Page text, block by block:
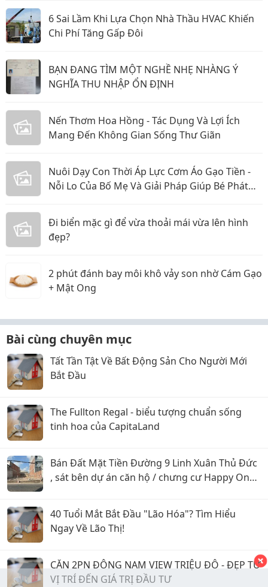
6 Sai Lầm Khi Lựa Chọn Nhà Thầu HVAC Khiến
Chi Phí Tăng Gấp Đôi
BẠN ĐANG TÌM MỘT NGHỀ NHẸ NHÀNG Ý
NGHĨA THU NHẬP ỔN ĐỊNH
Nến Thơm Hoa Hồng - Tác Dụng Và Lợi Ích
Mang Đến Không Gian Sống Thư Giãn
Nuôi Dạy Con Thời Áp Lực Cơm Áo Gạo Tiền -
Nỗi Lo Của Bố Mẹ Và Giải Pháp Giúp Bé Phát
Đi biển mặc gì để vừa thoải mái vừa lên hình
đẹp?
2 phút đánh bay môi khô vảy son nhờ Cám Gạo
+ Mật Ong
Bài cùng chuyên mục
Tất Tần Tật Về Bất Động Sản Cho Người Mới
Bắt Đầu
The Fullton Regal - biểu tượng chuẩn sống
tinh hoa của CapitaLand
Bán Đất Mặt Tiền Đường 9 Linh Xuân Thủ Đức
, sát bên dự án căn hộ / chưng cư Happy One
40 Tuổi Mắt Bắt Đầu "Lão Hóa"? Tìm Hiểu
Ngay Về Lão Thị!
CĂN 2PN ĐÔNG NAM VIEW TRIỆU ĐÔ - ĐẸP TỪ
VỊ TRÍ ĐẾN GIÁ TRỊ ĐẦU TƯ